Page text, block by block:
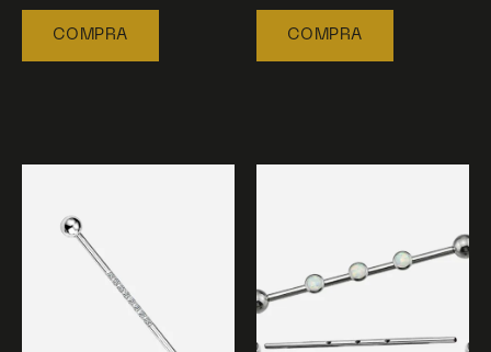
COMPRA COMPRA